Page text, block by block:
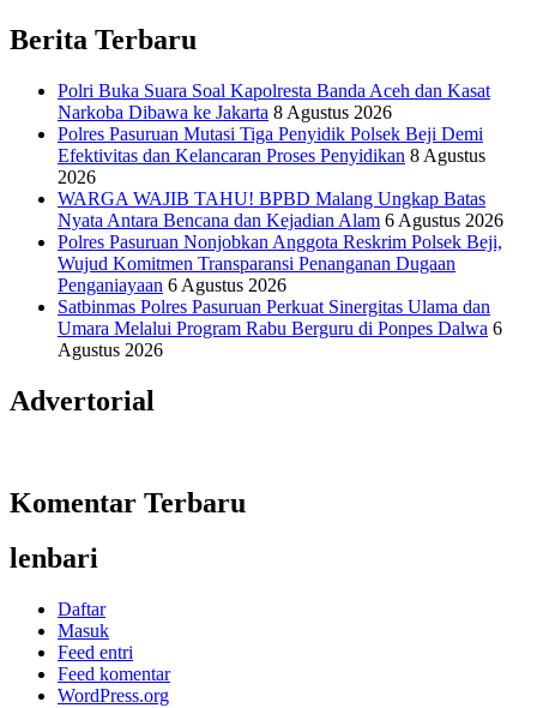
Berita Terbaru
Polri Buka Suara Soal Kapolresta Banda Aceh dan Kasat
Narkoba Dibawa ke Jakarta 8 Agustus 2026
Polres Pasuruan Mutasi Tiga Penyidik Polsek Beji Demi
Efektivitas dan Kelancaran Proses Penyidikan 8 Agustus
2026
WARGA WAJIB TAHU! BPBD Malang Ungkap Batas
Nyata Antara Bencana dan Kejadian Alam 6 Agustus 2026
Polres Pasuruan Nonjobkan Anggota Reskrim Polsek Beji,
Wujud Komitmen Transparansi Penanganan Dugaan
Penganiayaan 6 Agustus 2026
Satbinmas Polres Pasuruan Perkuat Sinergitas Ulama dan
Umara Melalui Program Rabu Berguru di Ponpes Dalwa 6
Agustus 2026
Advertorial
Komentar Terbaru
lenbari
Daftar
Masuk
Feed entri
Feed komentar
WordPress.org